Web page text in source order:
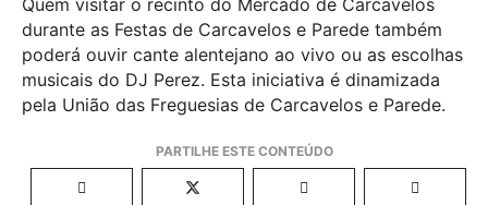
Quem visitar o recinto do Mercado de Carcavelos
durante as Festas de Carcavelos e Parede também
poderá ouvir cante alentejano ao vivo ou as escolhas
musicais do DJ Perez. Esta iniciativa é dinamizada
pela União das Freguesias de Carcavelos e Parede.